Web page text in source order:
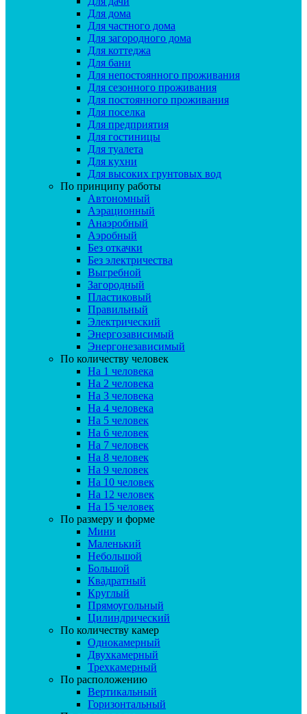
Для дома
Для частного дома
Для загородного дома
Для коттеджа
Для бани
Для непостоянного проживания
Для сезонного проживания
Для постоянного проживания
Для поселка
Для предприятия
Для гостиницы
Для туалета
Для кухни
Для высоких грунтовых вод
По принципу работы
Автономный
Аэрационный
Анаэробный
Аэробный
Без откачки
Без электричества
Выгребной
Загородный
Пластиковый
Правильный
Электрический
Энергозависимый
Энергонезависимый
По количеству человек
На 1 человека
На 2 человека
На 3 человека
На 4 человека
На 5 человек
На 6 человек
На 7 человек
На 8 человек
На 9 человек
На 10 человек
На 12 человек
На 15 человек
По размеру и форме
Мини
Маленький
Небольшой
Большой
Квадратный
Круглый
Прямоугольный
Цилиндрический
По количеству камер
Однокамерный
Двухкамерный
Трехкамерный
По расположению
Вертикальный
Горизонтальный